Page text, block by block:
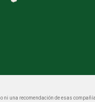
una recomendación de esas